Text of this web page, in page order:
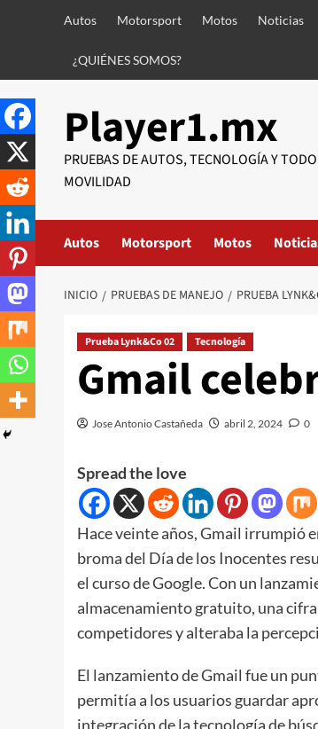
Autos Motorsport Motos Noticias
¿QUIÉNES SOMOS?
Player1.mx
PRUEBAS DE AUTOS, TECNOLOGÍA Y
MOVILIDAD
Autos Motorsport Motos
INICIO PRUEBAS DE MANEJO PRUEBA
Prueba Lynk&Co 02 Tecnología
Gmail
Jose Antonio Castañeda abril 2, 2024 0
Spread the love
Hace veinte años, Gmail irrumpió
broma del Día de los Inocentes
el curso de Google. Con un
almacenamiento gratuito, una cifra
competidores y alteraba la
El lanzamiento de Gmail fue un
permitía a los usuarios guardar
integración de la tecnología de